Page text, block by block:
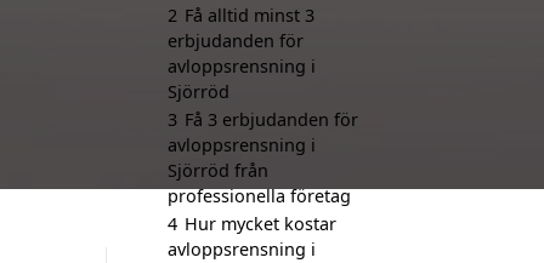
2 Få alltid minst 3
erbjudanden för
avloppsrensning i
Sjörröd
3 Få 3 erbjudanden för
avloppsrensning i
Sjörröd från
professionella företag
4 Hur mycket kostar
avloppsrensning i